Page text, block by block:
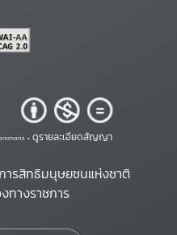
• ดูรายละเอียดสัญญา
รสิทธิมนุษยชนแห่งชาติ
ทางราชการ